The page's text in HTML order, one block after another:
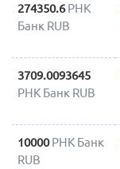
274350.6 РНК
Банк RUB
3709.0093645
РНК Банк RUB
10000 РНК Банк
RUB